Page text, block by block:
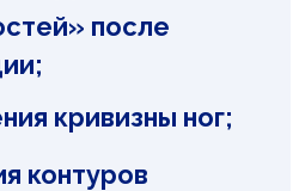
после
кривизны ног;
контуров